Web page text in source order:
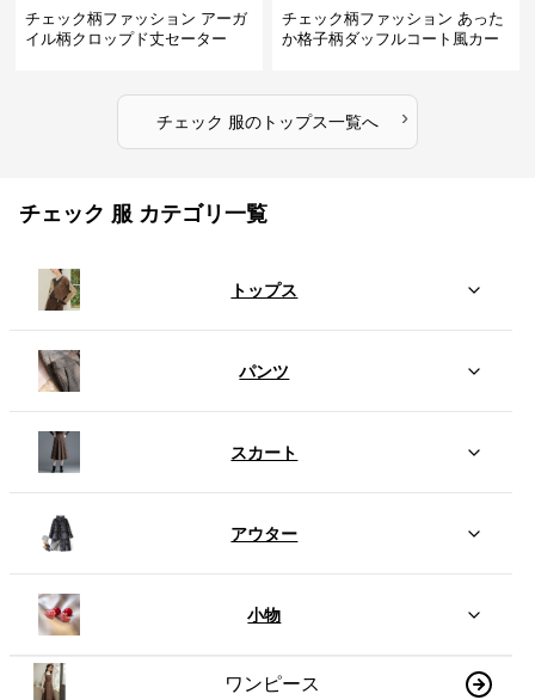
チェック柄ファッション アーガ
イル柄クロップド丈セーター
チェック柄ファッション あった
か格子柄ダッフルコート風カー
チェック 服のトップス一覧へ ›
チェック 服 カテゴリ一覧
トップス
パンツ
スカート
アウター
小物
ワンピース